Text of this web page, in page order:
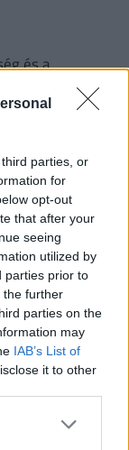
parties, or
for
opt-out
that after your
seeing
utilized by
parties prior to
the further
parties on the
may
IAB’s List of
it to other
és a
be.
itt lesz
matricás
az egyik